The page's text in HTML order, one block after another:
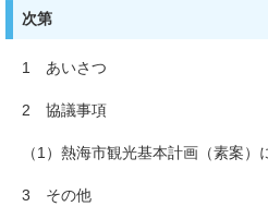
次第
1 あいさつ
2 協議事項
（1）熱海市観光基本計画（素案）
3 その他